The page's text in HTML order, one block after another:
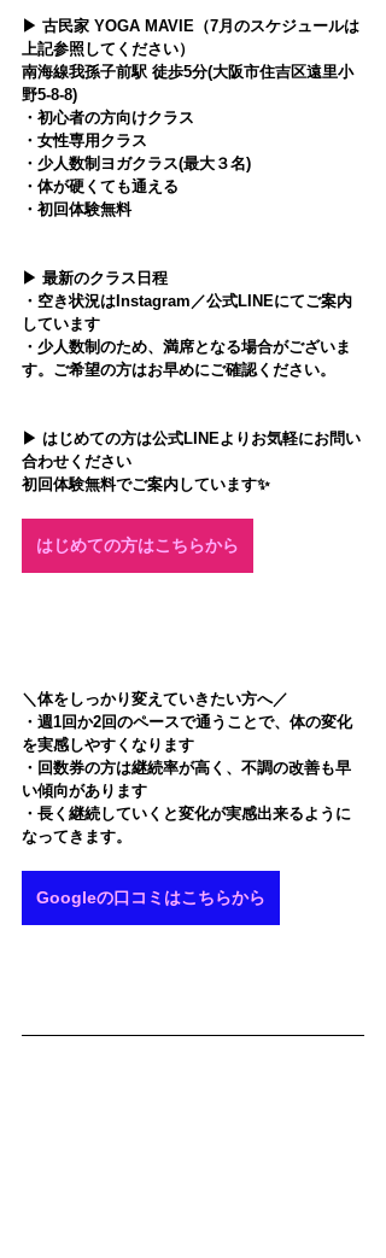
▶︎ 古民家 YOGA MAVIE（7月のスケジュールは
上記参照してください）
南海線我孫子前駅 徒歩5分(大阪市住吉区遠里小
野5-8-8)
・初心者の方向けクラス
・女性専用クラス
・少人数制ヨガクラス(最大３名)
・体が硬くても通える
・初回体験無料
▶︎ 最新のクラス日程
・空き状況はInstagram／公式LINEにてご案内
しています
・少人数制のため、満席となる場合がございま
す。ご希望の方はお早めにご確認ください。
▶︎ はじめての方は公式LINEよりお気軽にお問い
合わせください
初回体験無料でご案内しています✨
はじめての方はこちらから
＼体をしっかり変えていきたい方へ／
・週1回か2回のペースで通うことで、体の変化
を実感しやすくなります
・回数券の方は継続率が高く、不調の改善も早
い傾向があります
・長く継続していくと変化が実感出来るように
なってきます。
Googleの口コミはこちらから